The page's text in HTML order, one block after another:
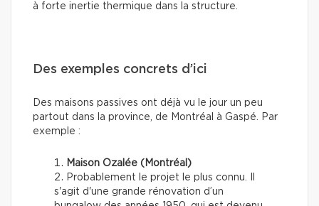
à forte inertie thermique dans la structure.
Des exemples concrets d’ici
Des maisons passives ont déjà vu le jour un peu
partout dans la province, de Montréal à Gaspé. Par
exemple :
Maison Ozalée (Montréal)
Probablement le projet le plus connu. Il
s'agit d'une grande rénovation d’un